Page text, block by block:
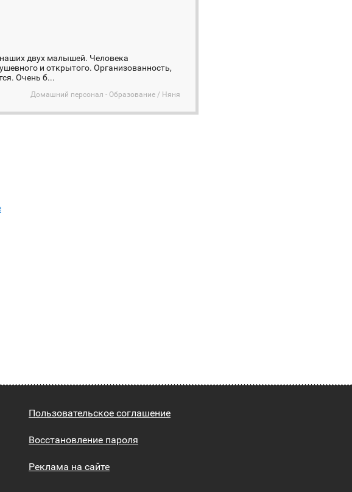
двух малышей. Человека
и открытого. Организованность,
Очень б...
Домашний персонал - Образование / Няня
Пользовательское соглашение
Восстановление пароля
Реклама на сайте